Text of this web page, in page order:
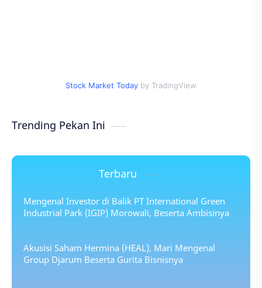
Stock Market Today by TradingView
Trending Pekan Ini
Terbaru
Mengenal Investor di Balik PT International Green
Industrial Park (IGIP) Morowali, Beserta Ambisinya
Akusisi Saham Hermina (HEAL), Mari Mengenal
Group Djarum Beserta Gurita Bisnisnya